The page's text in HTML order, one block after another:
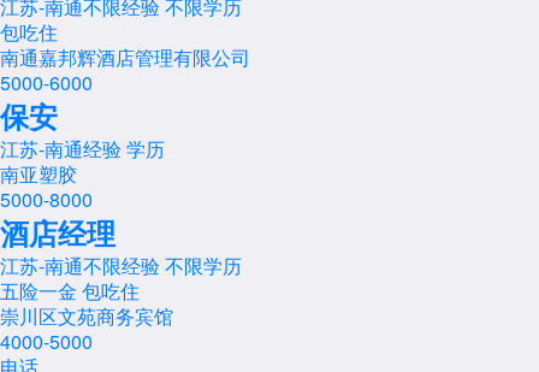
江苏-南通不限经验不限学历
包吃住
南通嘉邦辉酒店管理有限公司
5000-6000
保安
江苏-南通经验学历
南亚塑胶
5000-8000
酒店经理
江苏-南通不限经验不限学历
五险一金 包吃住
崇川区文苑商务宾馆
4000-5000